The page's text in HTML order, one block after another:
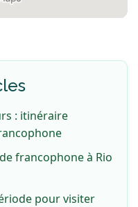
: itinéraire
francophone à Rio
pour visiter